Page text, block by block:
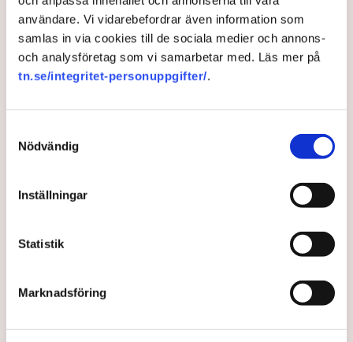
användare. Vi vidarebefordrar även information som
samlas in via cookies till de sociala medier och annons-
och analysföretag som vi samarbetar med. Läs mer på
tn.se/integritet-personuppgifter/.
Nödvändig
Inställningar
Statistik
Marknadsföring
Ledare: Ökad konkurrens ger
lägre matpriser
Påståendet att matjättarna är giriga leder helt fel. I
stället bör ökad konkurrens befrämjas, skriver
7 months ago | Av: Redaktionen